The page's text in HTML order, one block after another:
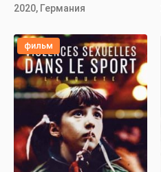
2020, Германия
фильм